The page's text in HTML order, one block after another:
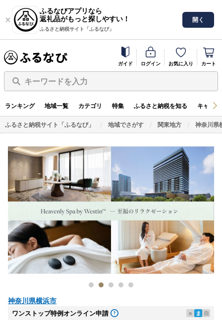
ふるなびアプリなら
返礼品がもっと探しやすい！
ふるさと納税サイト「ふるなび」
開く
ガイド ログイン お気に入り カート
キーワードを入力
ランキング 地域一覧 カテゴリ 特集 ふるさと納税を知る キャン
ふるさと納税サイト「ふるなび」 地域でさがす 関東地方 神奈川県
神奈川県横浜市
ワンストップ特例オンライン申請 e ま 自